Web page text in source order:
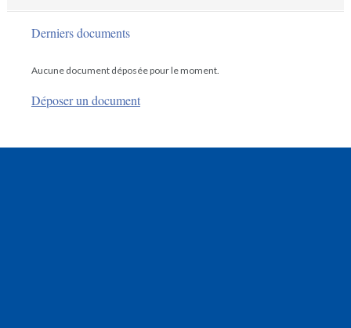
Derniers documents
Aucune document déposée pour le moment.
Déposer un document